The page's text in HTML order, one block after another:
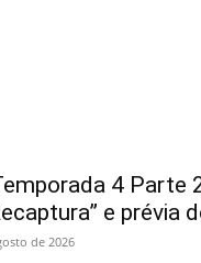
4 Parte
e prévia
de 2026